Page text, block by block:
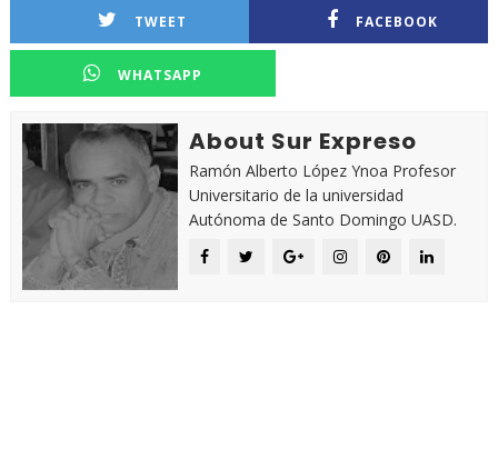
TWEET FACEBOOK
WHATSAPP
About Sur Expreso
Ramón Alberto López Ynoa Profesor
Universitario de la universidad
Autónoma de Santo Domingo UASD.